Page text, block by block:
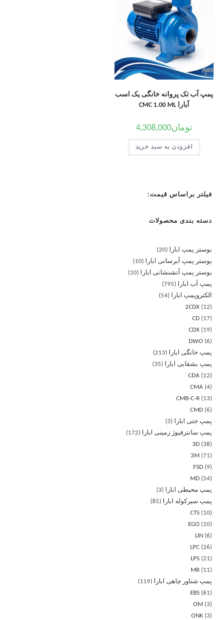
پمپ آب تک پروانه خانگی یک اسب
آبارا CMC 1.00 ML
تومان4,308,000
افزودن به سبد خرید
فیلتر براساس قیمت:
دسته بندی محصولات
بوستر پمپ ابارا
20
بوستر پمپ آبرسانی ابارا
10
بوستر پمپ آتشنشانی ابارا
10
پمپ آب ابارا
795
الکتروپمپ ابارا
54
2CDX
12
CD
17
CDX
19
DWO
6
پمپ خانگی ابارا
213
پمپ بشقابی ابارا
35
CDA
12
CMA 4
CMB-C-R
13
CMD 6
پمپ جتی ابارا
3
پمپ سانترفیوژ زمینی ابارا
172
3D 38
3M
71
FSD
9
MD
54
پمپ محیطی ابارا
3
پمپ سیرکوله ابارا
85
CTS
10
EGO
10
LIN
6
LPC 26
LPS 21
MR
11
پمپ شناور چاهی ابارا
119
EBS 61
OM
3
ONK 3